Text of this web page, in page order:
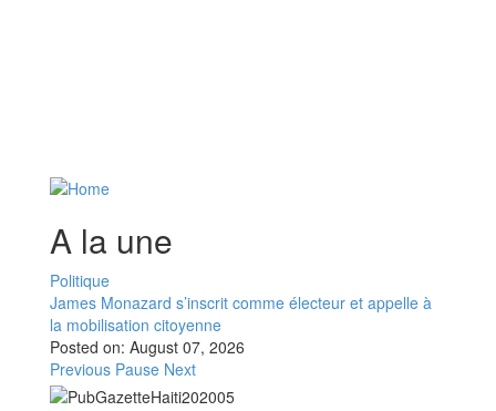
A la une
Politique
James Monazard s’inscrit comme électeur et appelle à
la mobilisation citoyenne
Posted on: August 07, 2026
Previous Pause Next